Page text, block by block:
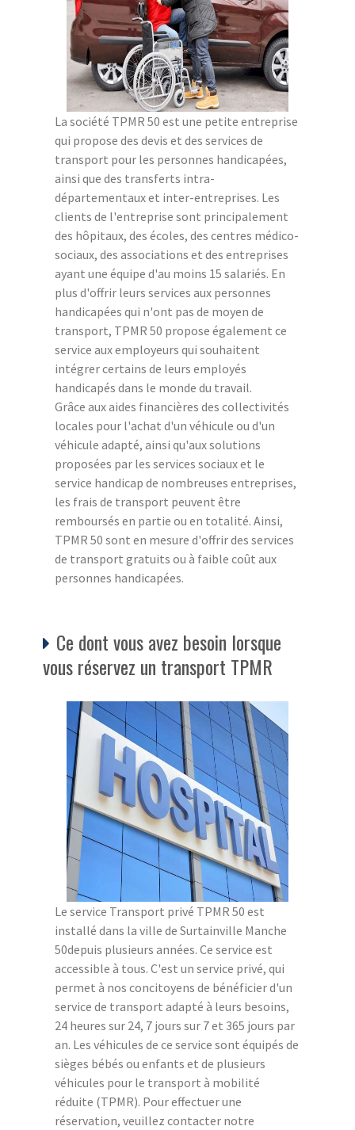
La société TPMR 50 est une petite entreprise
qui propose des devis et des services de
transport pour les personnes handicapées,
ainsi que des transferts intra-
départementaux et inter-entreprises. Les
clients de l'entreprise sont principalement
des hôpitaux, des écoles, des centres médico-
sociaux, des associations et des entreprises
ayant une équipe d'au moins 15 salariés. En
plus d'offrir leurs services aux personnes
handicapées qui n'ont pas de moyen de
transport, TPMR 50 propose également ce
service aux employeurs qui souhaitent
intégrer certains de leurs employés
handicapés dans le monde du travail.
Grâce aux aides financières des collectivités
locales pour l'achat d'un véhicule ou d'un
véhicule adapté, ainsi qu'aux solutions
proposées par les services sociaux et le
service handicap de nombreuses entreprises,
les frais de transport peuvent être
remboursés en partie ou en totalité. Ainsi,
TPMR 50 sont en mesure d'offrir des services
de transport gratuits ou à faible coût aux
personnes handicapées.
Ce dont vous avez besoin lorsque
vous réservez un transport TPMR
Le service Transport privé TPMR 50 est
installé dans la ville de Surtainville Manche
50depuis plusieurs années. Ce service est
accessible à tous. C'est un service privé, qui
permet à nos concitoyens de bénéficier d'un
service de transport adapté à leurs besoins,
24 heures sur 24, 7 jours sur 7 et 365 jours par
an. Les véhicules de ce service sont équipés de
sièges bébés ou enfants et de plusieurs
véhicules pour le transport à mobilité
réduite (TPMR). Pour effectuer une
réservation, veuillez contacter notre